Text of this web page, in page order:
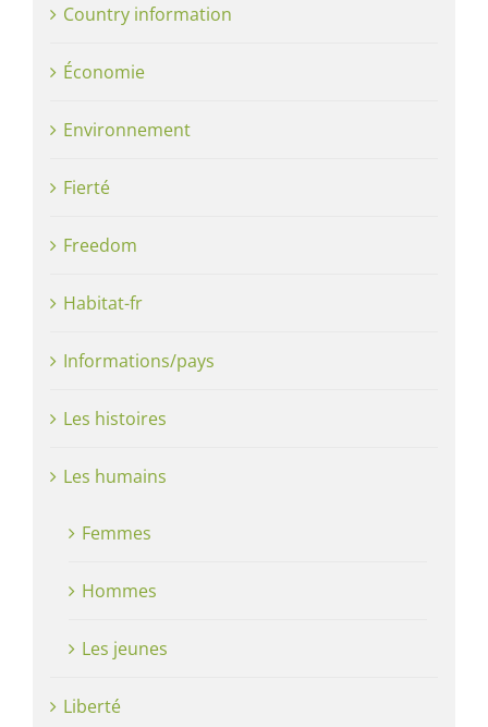
Country information
Économie
Environnement
Fierté
Freedom
Habitat-fr
Informations/pays
Les histoires
Les humains
Femmes
Hommes
Les jeunes
Liberté